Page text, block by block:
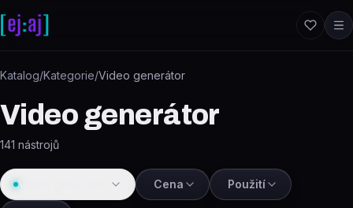
Katalog/Kategorie/Video generátor
Video generátor
141 nástrojů
Video generátor Cena Použití